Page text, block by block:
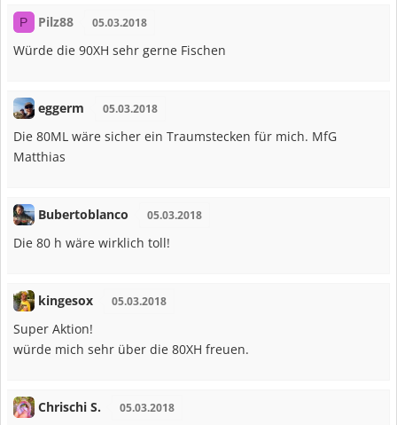
P Pilz88 05.03.2018
Würde die 90XH sehr gerne Fischen
eggerm 05.03.2018
Die 80ML wäre sicher ein Traumstecken für mich. MfG
Matthias
Bubertoblanco 05.03.2018
Die 80 h wäre wirklich toll!
kingesox 05.03.2018
Super Aktion!
würde mich sehr über die 80XH freuen.
Chrischi S. 05.03.2018